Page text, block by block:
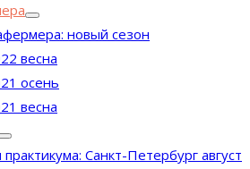
новый сезон
весна
осень
весна
практикума: Санкт-Петербург август